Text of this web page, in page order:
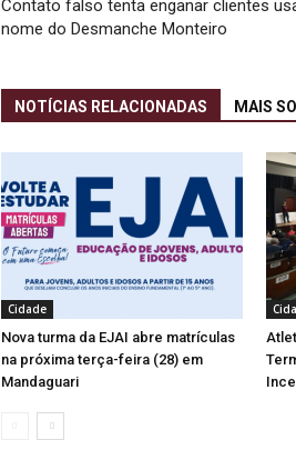
Contato falso tenta enganar clientes
nome do Desmanche Monteiro
NOTÍCIAS RELACIONADAS MAIS
Cidade
Nova turma da EJAI abre matrículas
na próxima terça-feira (28) em
Mandaguari